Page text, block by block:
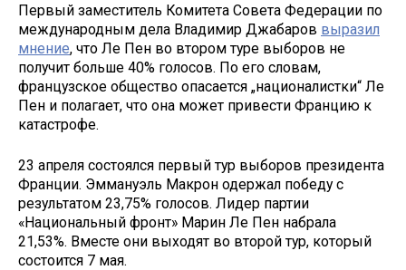
Первый заместитель Комитета Совета Федерации по
международным дела Владимир Джабаров выразил
мнение, что Ле Пен во втором туре выборов не
получит больше 40% голосов. По его словам,
французское общество опасается „националистки“ Ле
Пен и полагает, что она может привести Францию к
катастрофе.
23 апреля состоялся первый тур выборов президента
Франции. Эммануэль Макрон одержал победу с
результатом 23,75% голосов. Лидер партии
«Национальный фронт» Марин Ле Пен набрала
21,53%. Вместе они выходят во второй тур, который
состоится 7 мая.